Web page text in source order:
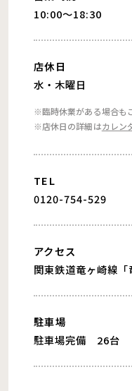
10:00〜18:30
店休日
水・木曜日
※臨時休業がある場合も
※店休日の詳細はカレン
TEL
0120-754-529
アクセス
関東鉄道竜ヶ崎線
駐車場
駐車場完備 26台